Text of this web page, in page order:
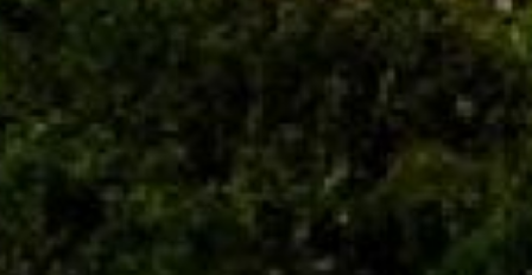
750 ml
Producent
Doina
Kategorie: Kraj ,Mołdawia , Typ produktu Wino
Informacje dodatkowe